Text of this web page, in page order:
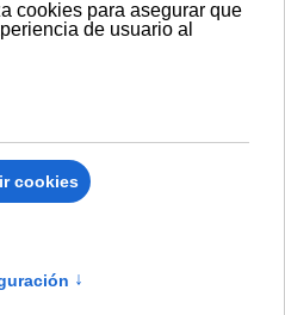
Publicaciones
: claves de un patrimonio
claves de un